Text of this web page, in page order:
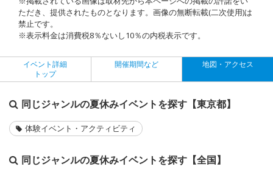
ただき、提供されたものとなります。画像の無断転載(二次使用)は
禁止です。
※表示料金は消費税8％ないし10％の内税表示です。
イベント詳細
トップ
開催期間など 地図・アクセス
同じジャンルの夏休みイベントを探す【東京都】
体験イベント・アクティビティ
同じジャンルの夏休みイベントを探す【全国】